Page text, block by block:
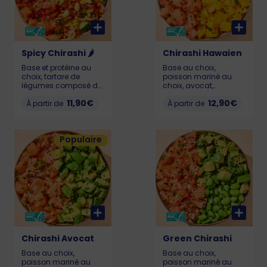
Spicy Chirashi 🌶️
Base et protéine au
choix, tartare de
légumes composé de
oignons rouges,
(cacahuètes en
option) La touche
finale, notre sauce
spicy secrète. Dose de
🌶️modéré, tu peux y
aller ! Pour que votre
poké reste frais et
savoureux, il doit être
consommé dans
l’heure suivant l’achat.
Liste des allergènes
sur pokawa.com ou
en caisse.
À partir de 11,90€
Chirashi Hawaien
Base au choix,
poisson mariné au
choix, avocat,
cebette thaï, graines
savoureux, il doit être
consommé dans
l’heure suivant l’achat.
Calories sur
pokawa.fr. Allergènes :
poisson, gluten, soja,
sésame
À partir de 12,90€
Chirashi Avocat
Base au choix,
poisson mariné au
Populaire
Green Chirashi
Base au choix,
poisson mariné au